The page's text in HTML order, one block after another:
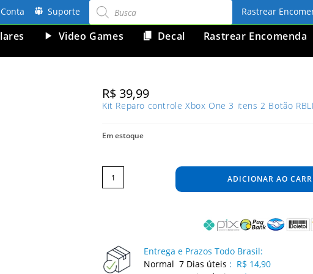
Conta Suporte produtos Rastrear
Video Games Decal Rastrear Encomenda
R$ 39,99
Kit Reparo controle Xbox One 3 itens 2 Botão
Em estoque
KitReparo
controle
Xbox
One
3
ADICIONAR AO
Entrega e Prazos Todo Brasil:
Normal 7 Dias úteis : R$ 14,90